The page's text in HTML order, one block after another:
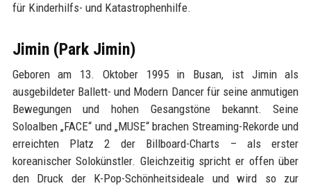
für Kinderhilfs- und Katastrophenhilfe.
Jimin (Park Jimin)
Geboren am 13. Oktober 1995 in Busan, ist Jimin als
ausgebildeter Ballett- und Modern Dancer für seine anmutigen
Bewegungen und hohen Gesangstöne bekannt. Seine
Soloalben „FACE“ und „MUSE“ brachen Streaming-Rekorde und
erreichten Platz 2 der Billboard-Charts – als erster
koreanischer Solokünstler. Gleichzeitig spricht er offen über
den Druck der K-Pop-Schönheitsideale und wird so zur